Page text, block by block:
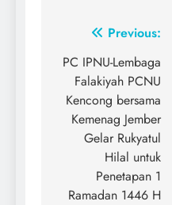
Post
navigation
Previous:
PC IPNU-Lembaga
Falakiyah PCNU
Kencong bersama
Kemenag Jember
Gelar Rukyatul
Hilal untuk
Penetapan 1
Ramadan 1446 H